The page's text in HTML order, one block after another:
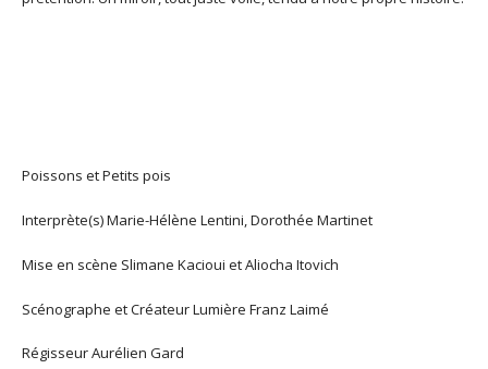
Poissons et Petits pois
Interprète(s)Marie-Hélène Lentini, Dorothée Martinet
Mise en scène Slimane Kacioui et Aliocha Itovich
Scénographe et Créateur Lumière Franz Laimé
RégisseurAurélien Gard